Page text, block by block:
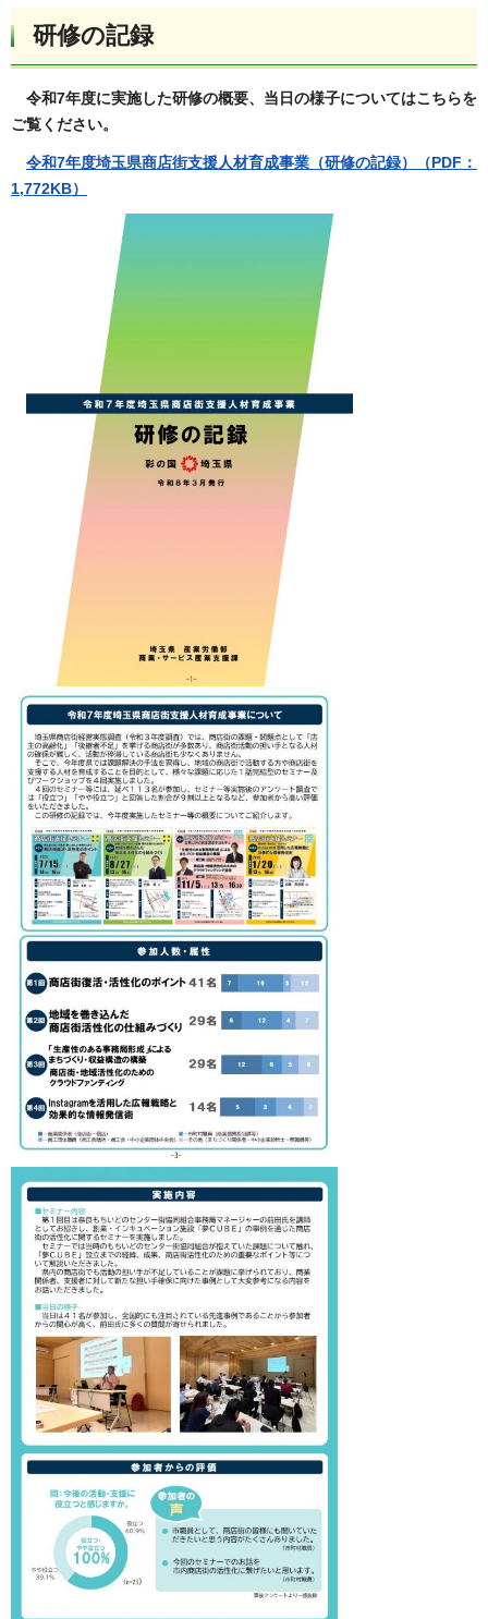
研修の記録
令和7年度に実施した研修の概要、当日の様子についてはこちらを
ご覧ください。
令和7年度埼玉県商店街支援人材育成事業（研修の記録）（PDF：
1,772KB）